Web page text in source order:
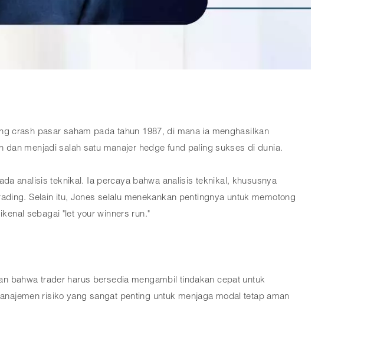
crash pasar saham pada tahun 1987, di mana ia menghasilkan
menjadi salah satu manajer hedge fund paling sukses di dunia.
analisis teknikal. Ia percaya bahwa analisis teknikal, khususnya
Selain itu, Jones selalu menekankan pentingnya untuk memotong
sebagai "let your winners run."
bahwa trader harus bersedia mengambil tindakan cepat untuk
risiko yang sangat penting untuk menjaga modal tetap aman